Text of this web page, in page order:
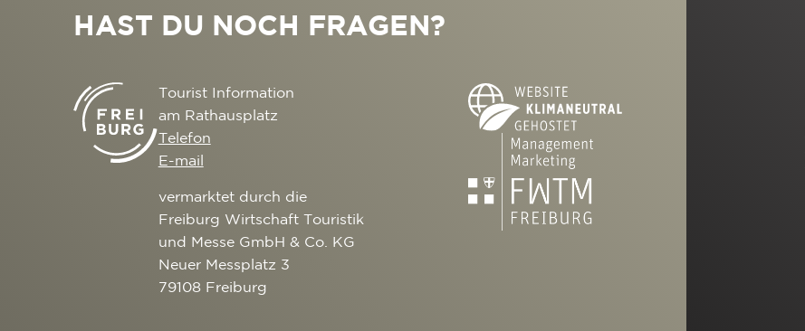
HAST DU NOCH FRAGEN?
Tourist Information
am Rathausplatz
Telefon
E-mail
vermarktet durch die
Freiburg Wirtschaft Touristik
und Messe GmbH & Co. KG
Neuer Messplatz 3
79108 Freiburg